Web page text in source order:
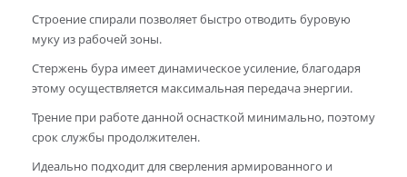
Строение спирали позволяет быстро отводить буровую
муку из рабочей зоны.
Стержень бура имеет динамическое усиление, благодаря
этому осуществляется максимальная передача энергии.
Трение при работе данной оснасткой минимально, поэтому
срок службы продолжителен.
Идеально подходит для сверления армированного и